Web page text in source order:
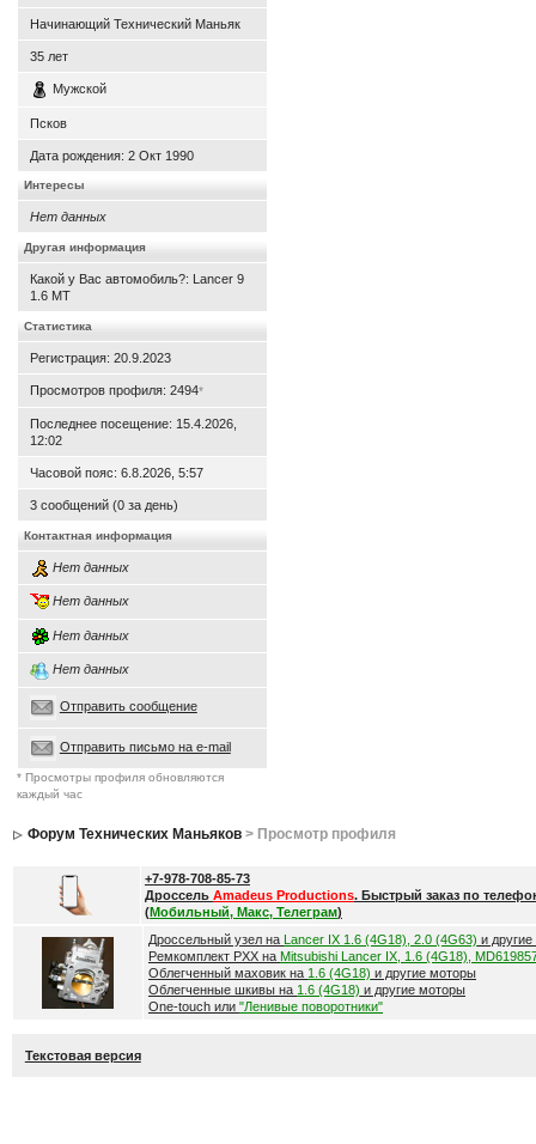
Начинающий Технический Маньяк
35 лет
Мужской
Псков
Дата рождения: 2 Окт 1990
Интересы
Нет данных
Другая информация
Какой у Вас автомобиль?: Lancer 9
1.6 MT
Статистика
Регистрация: 20.9.2023
Просмотров профиля: 2494*
Последнее посещение: 15.4.2026,
12:02
Часовой пояс: 6.8.2026, 5:57
3 сообщений (0 за день)
Контактная информация
Нет данных
Нет данных
Нет данных
Нет данных
Отправить сообщение
Отправить письмо на e-mail
* Просмотры профиля обновляются
каждый час
Форум Технических Маньяков> Просмотр профиля
+7-978-708-85-73
Дроссель Amadeus Productions. Быстрый заказ по
(Мобильный, Макс, Телеграм)
Дроссельный узел на Lancer IX 1.6 (4G18), 2.0 (4G63) и
Ремкомплект РХХ на Mitsubishi Lancer IX, 1.6 (4G18),
Облегченный маховик на 1.6 (4G18) и другие моторы
Облегченные шкивы на 1.6 (4G18) и другие моторы
One-touch или "Ленивые поворотники"
Текстовая версия